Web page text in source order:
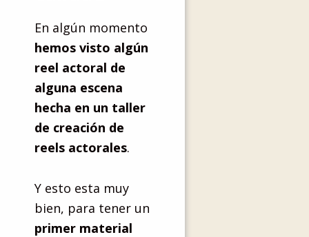
En algún momento
hemos visto algún
reel actoral de
alguna escena
hecha en un taller
de creación de
reels actorales.
Y esto esta muy
bien, para tener un
primer material